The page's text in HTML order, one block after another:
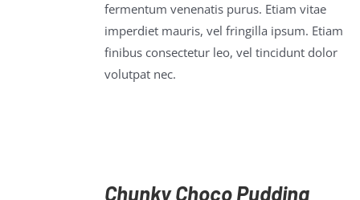
fermentum venenatis purus. Etiam vitae
imperdiet mauris, vel fringilla ipsum. Etiam
finibus consectetur leo, vel tincidunt dolor
volutpat nec.
Chunky Choco Pudding